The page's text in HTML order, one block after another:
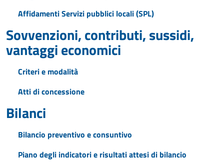
Affidamenti Servizi pubblici locali (SPL)
Sovvenzioni, contributi, sussidi,
vantaggi economici
Criteri e modalità
Atti di concessione
Bilanci
Bilancio preventivo e consuntivo
Piano degli indicatori e risultati attesi di bilancio